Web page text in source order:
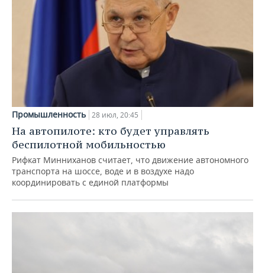
Промышленность 28 июл, 20:45
На автопилоте: кто будет управлять
беспилотной мобильностью
Рифкат Минниханов считает, что движение автономного
транспорта на шоссе, воде и в воздухе надо
координировать с единой платформы